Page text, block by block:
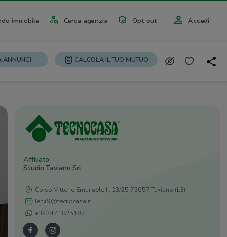
immobile Cerca agenzia Opt out Accedi
ANNUNCI CALCOLA IL TUO MUTUO
Affiliato:
Studio Taviano Srl
Corso Vittorio Emanuele II, 23/25 73057 Taviano (LE)
leha9@tecnocasa.it
+393471825187